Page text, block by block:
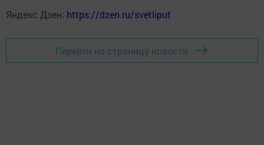
Яндекс Дзен: https://dzen.ru/svetliput
Перейти на страницу новости